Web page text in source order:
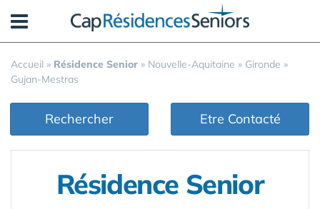
Accueil » Résidence Senior » Nouvelle-Aquitaine » Gironde »
Gujan-Mestras
Rechercher Etre Contacté
Résidence Senior